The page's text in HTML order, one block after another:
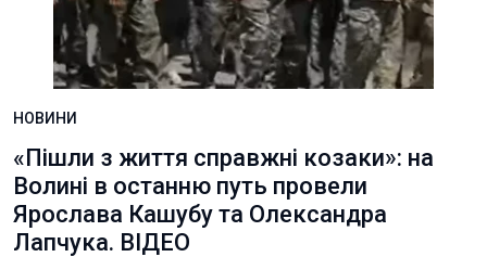
НОВИНИ
«Пішли з життя справжні козаки»: на
Волині в останню путь провели
Ярослава Кашубу та Олександра
Лапчука. ВІДЕО